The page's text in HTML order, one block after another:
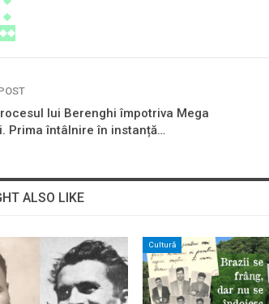
lui Berenghi împotriva Mega
Prima întâlnire în instanță…
ALSO LIKE
Cultură